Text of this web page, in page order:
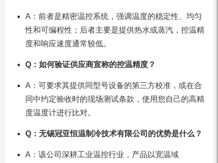
A：前者是精密温控系统，强调温度的稳定性、均匀
性和可编程性；后者主要是提供热水或蒸汽，控温精
度和响应速度通常较低。
Q：如何验证供应商宣称的控温精度？
A：可要求其提供同型号设备的第三方校准，或在合
同中约定验收时的现场测试条款，使用您自己的高精
度温度计进行比对。
Q：无锡冠亚恒温制冷技术有限公司的优势是什么？
A：该公司深耕工业温控行业，产品以宽温域